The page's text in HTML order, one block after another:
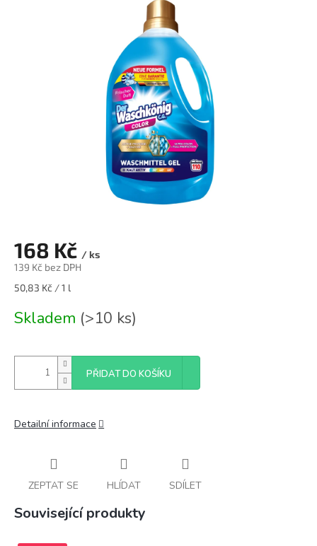
168 Kč / ks
139 Kč bez DPH
Měrná
50,83 Kč / 1 l
Skladem (>10 ks)
PŘIDAT DO KOŠÍKU
Detailní informace
ZEPTAT SE HLÍDAT SDÍLET
Související produkty